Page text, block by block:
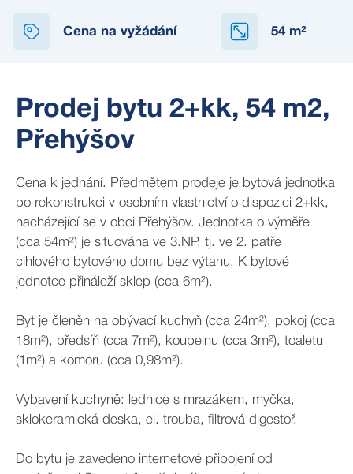
Cena na vyžádání 54m²
Prodej bytu 2+kk, 54 m2,
Přehýšov
Cena k jednání. Předmětem prodeje je bytová jednotka
po rekonstrukci v osobním vlastnictví o dispozici 2+kk,
nacházející se v obci Přehýšov. Jednotka o výměře
(cca 54m²) je situována ve 3.NP, tj. ve 2. patře
cihlového bytového domu bez výtahu. K bytové
jednotce přináleží sklep (cca 6m²).
Byt je členěn na obývací kuchyň (cca 24m²), pokoj (cca
18m²), předsíň (cca 7m²), koupelnu (cca 3m²), toaletu
(1m²) a komoru (cca 0,98m²).
Vybavení kuchyně: lednice s mrazákem, myčka,
sklokeramická deska, el. trouba, filtrová digestoř.
Do bytu je zavedeno internetové připojení od